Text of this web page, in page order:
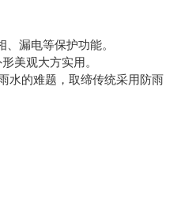
漏电等保护功能。
美观大方实用。
水的难题，取缔传统采用防雨